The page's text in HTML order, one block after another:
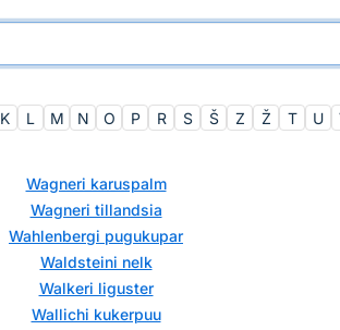
K L M N O P R S Š Z Ž T U
Wagneri karuspalm
Wagneri tillandsia
Wahlenbergi pugukupar
Waldsteini nelk
Walkeri liguster
Wallichi kukerpuu